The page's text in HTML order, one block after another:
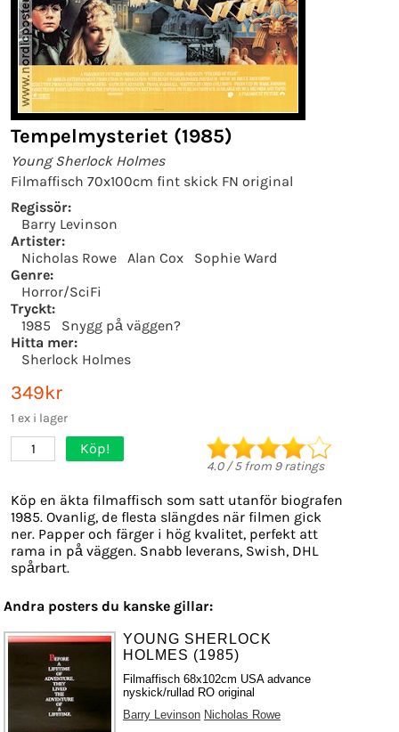
Tempelmysteriet (1985)
Young Sherlock Holmes
Filmaffisch 70x100cm fint skick FN original
Regissör:
Barry Levinson
Artister:
Nicholas Rowe
Alan Cox
Sophie Ward
Genre:
Horror/SciFi
Tryckt:
1985
Snygg på väggen?
Hitta mer:
Sherlock Holmes
349kr
1 ex i lager
1 Köp!
4.0/5from 9ratings
Köp en äkta filmaffisch som satt utanför biografen
1985. Ovanlig, de flesta slängdes när filmen gick
ner. Papper och färger i hög kvalitet, perfekt att
rama in på väggen. Snabb leverans, Swish, DHL
spårbart.
Andra posters du kanske gillar:
YOUNG SHERLOCK
HOLMES (1985)
Filmaffisch 68x102cm USA advance
nyskick/rullad RO original
Barry Levinson Nicholas Rowe